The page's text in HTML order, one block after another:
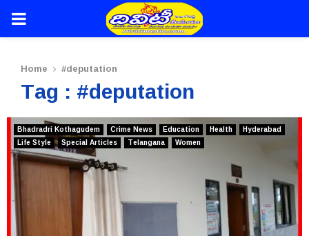
PRIMARY
Home #deputation
Tag : #deputation
Bhadradri Kothagudem Crime News Education Health
Hyderabad
Life Style
Special Articles Telangana Women